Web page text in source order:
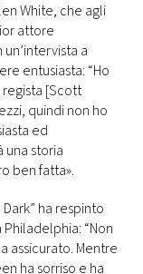
White, che agli
attore
a
entusiasta: “Ho
[Scott
quindi non ho
ed
storia
ben fatta».
ha respinto
“Non
assicurato. Mentre
ha sorriso e ha